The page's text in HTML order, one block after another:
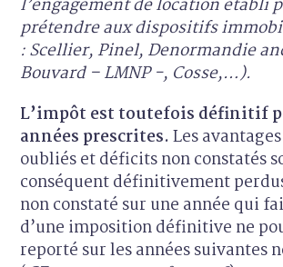
l’engagement de location établi
prétendre aux dispositifs
: Scellier, Pinel, Denormandie
Bouvard – LMNP -, Cosse,…).
L’impôt est toutefois définitif
années prescrites.Les
oubliés et déficits non constatés
conséquent définitivement
non constaté sur une année qui
d’une imposition définitive ne
reporté sur les années suivantes